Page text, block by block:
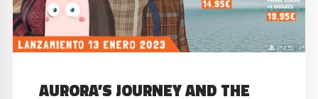
AURORA’S JOURNEY AND THE